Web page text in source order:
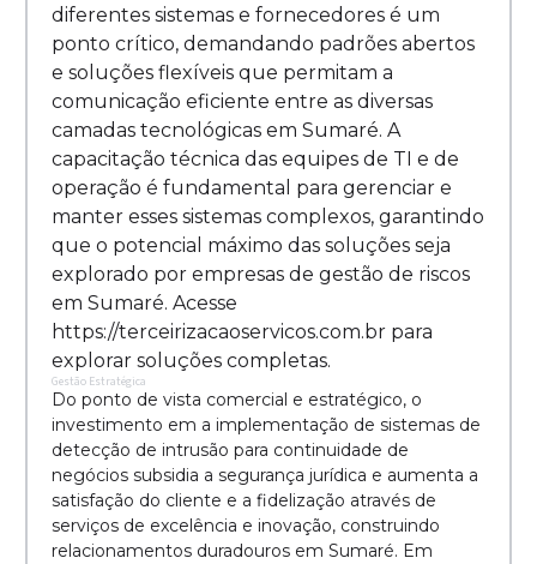
diferentes sistemas e fornecedores é um
ponto crítico, demandando padrões abertos
e soluções flexíveis que permitam a
comunicação eficiente entre as diversas
camadas tecnológicas em Sumaré. A
capacitação técnica das equipes de TI e de
operação é fundamental para gerenciar e
manter esses sistemas complexos, garantindo
que o potencial máximo das soluções seja
explorado por empresas de gestão de riscos
em Sumaré. Acesse
https://terceirizacaoservicos.com.br para
explorar soluções completas.
Gestão Estratégica
Do ponto de vista comercial e estratégico, o
investimento em a implementação de sistemas de
detecção de intrusão para continuidade de
negócios subsidia a segurança jurídica e aumenta a
satisfação do cliente e a fidelização através de
serviços de excelência e inovação, construindo
relacionamentos duradouros em Sumaré. Em